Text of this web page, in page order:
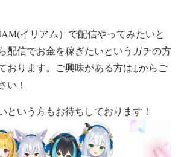
イリアム）で配信やってみたいと
配信でお金を稼ぎたいというガチの方
おります。ご興味がある方は↓からご
い！
という方もお待ちしております！